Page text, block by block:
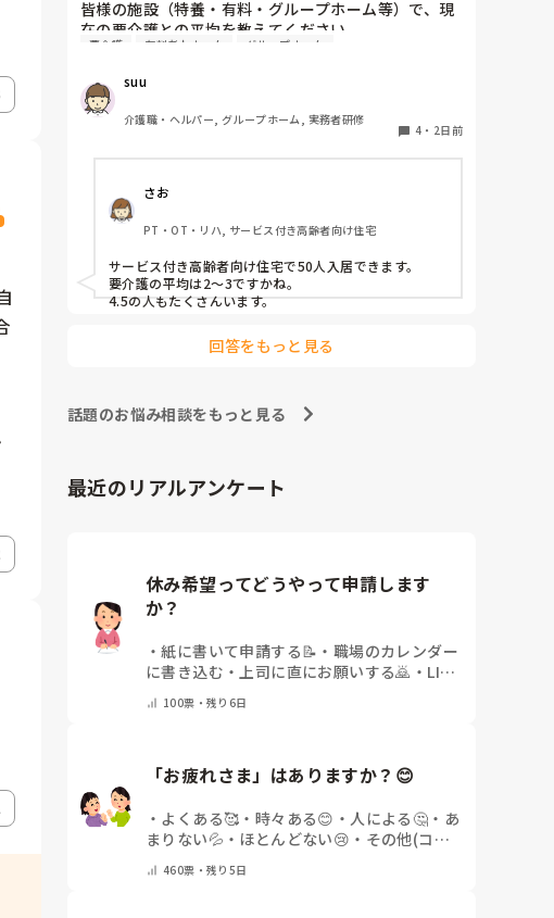
皆様の施設（特養・有料・グループホーム等）で、現
在の要介護との平均を教えてください。
す。
要介護 有料老人ホーム グループホーム
suu
介護職・ヘルパー, グループホーム, 実務者研修
4 ・ 2日前
さお
PT・OT・リハ, サービス付き高齢者向け住宅
サービス付き高齢者向け住宅で50人入居できます。
要介護の平均は2〜3ですかね。
4.5の人もたくさんいます。
回答をもっと見る
話題のお悩み相談をもっと見る
最近のリアルアンケート
休み希望ってどうやって申請します
か？
・紙に書いて申請する📝 ・ 職場のカレンダー
に書き込む ・ 上司に直にお願いする🙇 ・ LINE
教えてください）
100票・残り6日
「お疲れさま」はありますか？😊
・ よくある🥰 ・ 時々ある😊 ・ 人による🤔 ・ あ
まりない💦 ・ ほとんどない😢 ・ その他(コメ
460票・残り5日